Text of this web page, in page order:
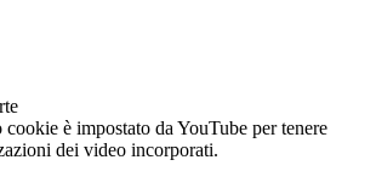
cookie è impostato da YouTube per tenere
dei video incorporati.